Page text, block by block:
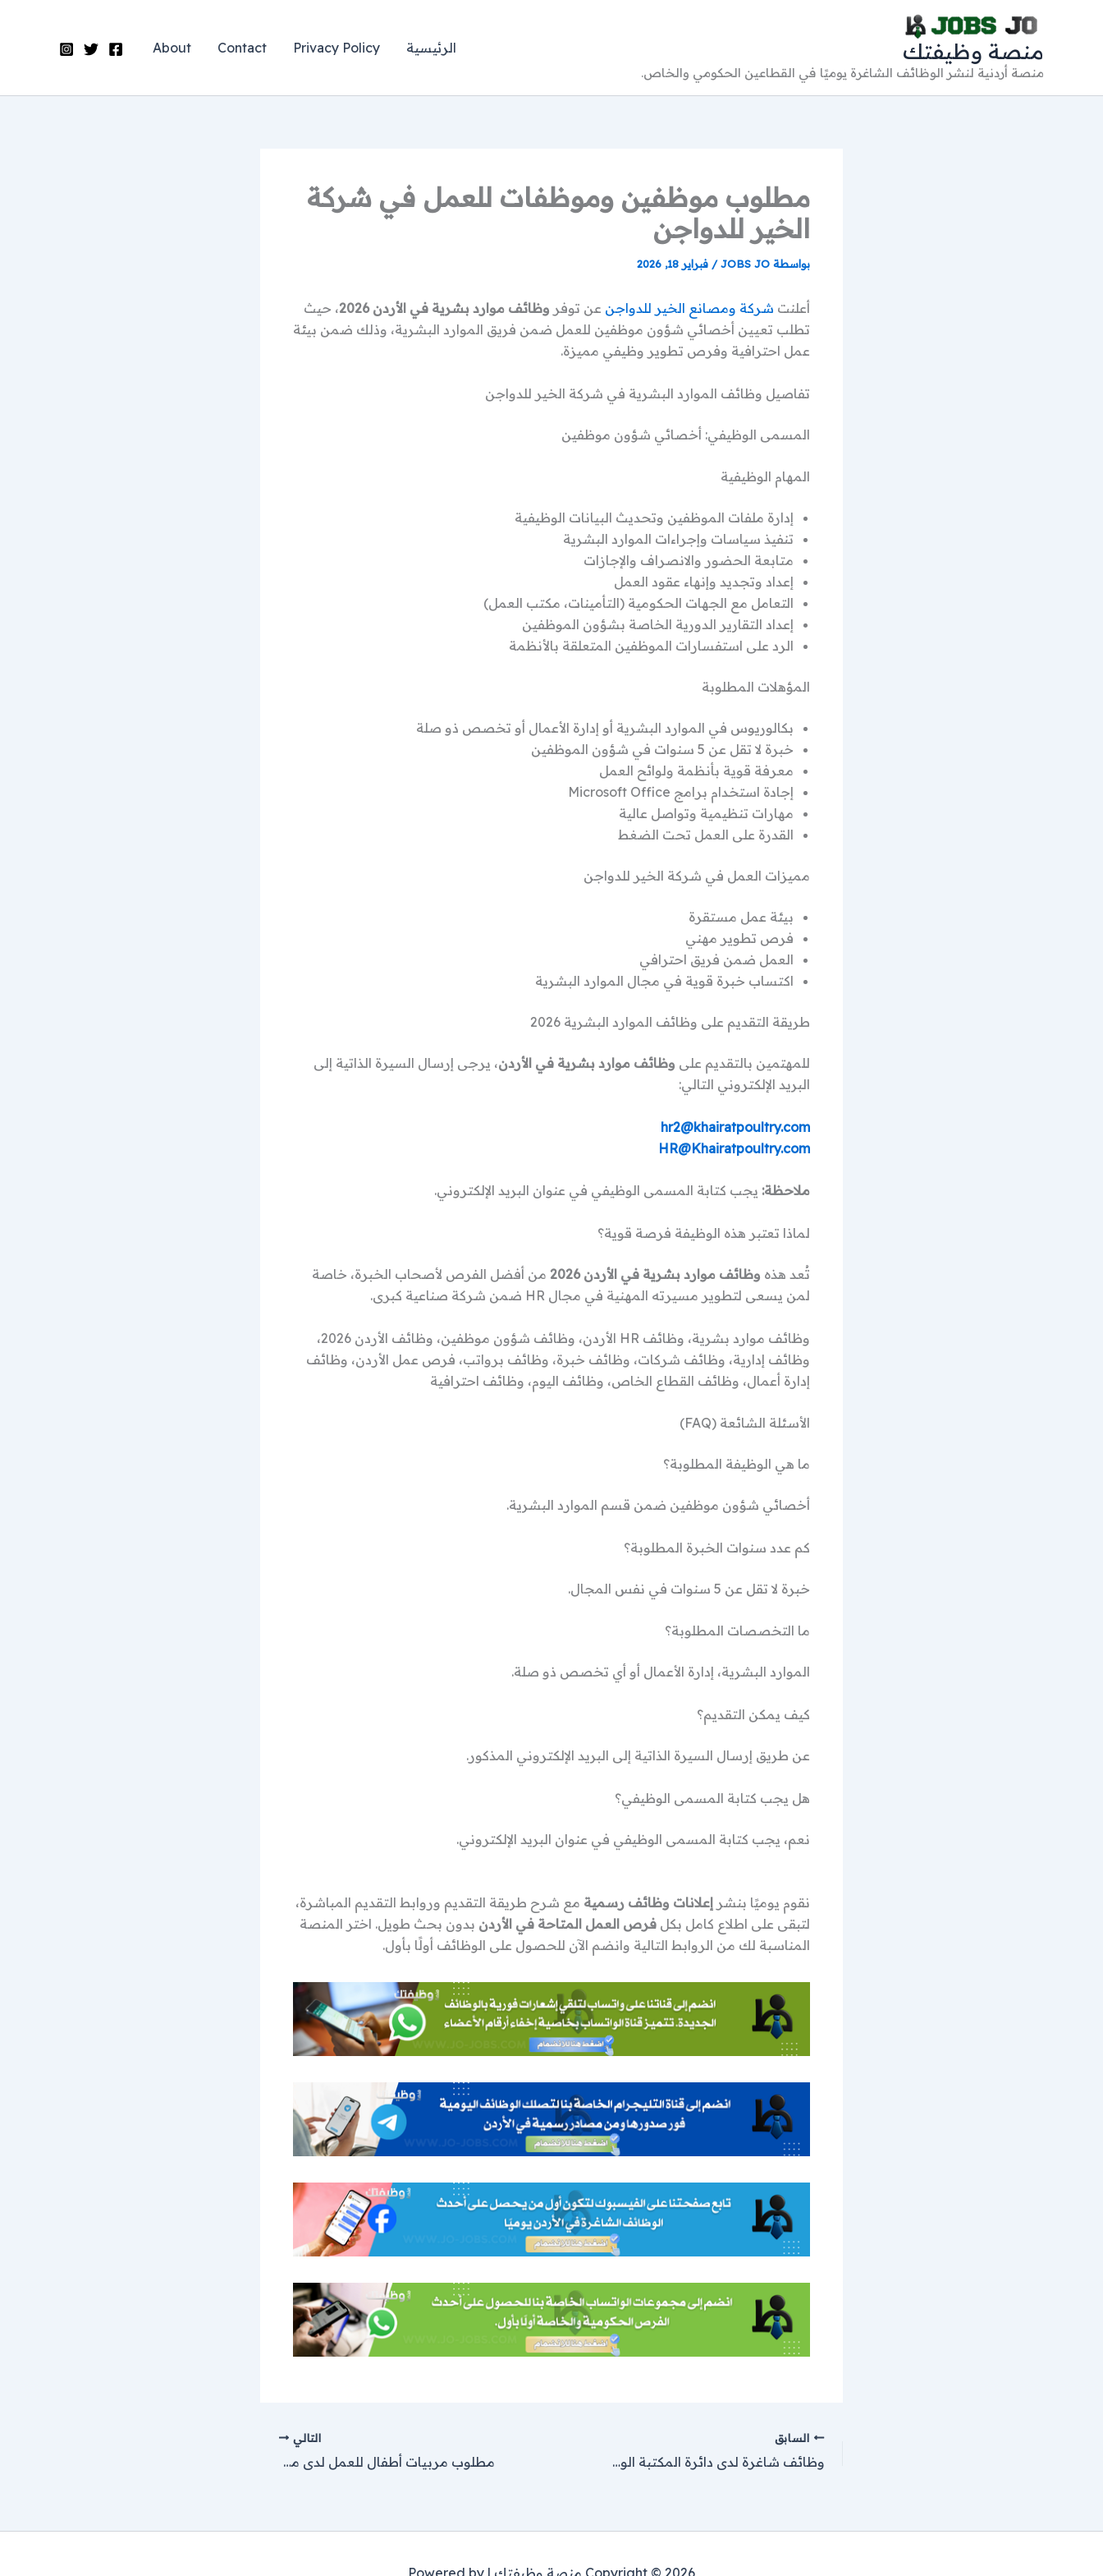
منصة وظيفتك
منصة أردنية لنشر الوظائف الشاغرة يوميًا في القطاعين الحكومي والخاص.
الرئيسية Privacy Policy
Contact
About
مطلوب موظفين وموظفات للعمل في شركة
الخير للدواجن
بواسطة JOBS JO
/ فبراير 18, 2026
أعلنت شركة ومصانع الخير للدواجن عن توفر وظائف موارد بشرية في الأردن 2026
، حيث
تطلب تعيين أخصائي شؤون موظفين للعمل ضمن فريق الموارد البشرية، وذلك ضمن بيئة
عمل احترافية وفرص تطوير وظيفي مميزة.
تفاصيل وظائف الموارد البشرية في شركة الخير للدواجن
المسمى الوظيفي: أخصائي شؤون موظفين
المهام الوظيفية
إدارة ملفات الموظفين وتحديث البيانات الوظيفية
تنفيذ سياسات وإجراءات الموارد البشرية
متابعة الحضور والانصراف والإجازات
إعداد وتجديد وإنهاء عقود العمل
التعامل مع الجهات الحكومية (التأمينات، مكتب العمل)
إعداد التقارير الدورية الخاصة بشؤون الموظفين
الرد على استفسارات الموظفين المتعلقة بالأنظمة
المؤهلات المطلوبة
بكالوريوس في الموارد البشرية أو إدارة الأعمال أو تخصص ذو صلة
خبرة لا تقل عن 5 سنوات في شؤون الموظفين
معرفة قوية بأنظمة ولوائح العمل
إجادة استخدام برامج Microsoft Office
مهارات تنظيمية وتواصل عالية
القدرة على العمل تحت الضغط
مميزات العمل في شركة الخير للدواجن
بيئة عمل مستقرة
فرص تطوير مهني
العمل ضمن فريق احترافي
اكتساب خبرة قوية في مجال الموارد البشرية
طريقة التقديم على وظائف الموارد البشرية 2026
للمهتمين بالتقديم على وظائف موارد بشرية في الأردن، يرجى إرسال السيرة الذاتية إلى
البريد الإلكتروني التالي:
hr2@khairatpoultry.com
HR@Khairatpoultry.com
ملاحظة: يجب كتابة المسمى الوظيفي في عنوان البريد الإلكتروني.
لماذا تعتبر هذه الوظيفة فرصة قوية؟
تُعد هذه وظائف موارد بشرية في الأردن 2026
من أفضل الفرص لأصحاب الخبرة، خاصة
لمن يسعى لتطوير مسيرته المهنية في مجال HR ضمن شركة صناعية كبرى.
وظائف موارد بشرية، وظائف HR الأردن، وظائف شؤون موظفين، وظائف الأردن 2026،
وظائف إدارية، وظائف شركات، وظائف خبرة، وظائف برواتب، فرص عمل الأردن، وظائف
إدارة أعمال، وظائف القطاع الخاص، وظائف اليوم، وظائف احترافية
الأسئلة الشائعة (FAQ)
ما هي الوظيفة المطلوبة؟
أخصائي شؤون موظفين ضمن قسم الموارد البشرية.
كم عدد سنوات الخبرة المطلوبة؟
خبرة لا تقل عن 5 سنوات في نفس المجال.
ما التخصصات المطلوبة؟
الموارد البشرية، إدارة الأعمال أو أي تخصص ذو صلة.
كيف يمكن التقديم؟
عن طريق إرسال السيرة الذاتية إلى البريد الإلكتروني المذكور.
هل يجب كتابة المسمى الوظيفي؟
نعم، يجب كتابة المسمى الوظيفي في عنوان البريد الإلكتروني.
نقوم يوميًا بنشر إعلانات وظائف رسمية مع شرح طريقة التقديم وروابط التقديم المباشرة،
لتبقى على اطلاع كامل بكل فرص العمل المتاحة في الأردن بدون بحث طويل. اختر المنصة
المناسبة لك من الروابط التالية وانضم الآن للحصول على الوظائف أولًا بأول.
السابق
وظائف شاغرة لدى دائرة المكتبة الوطنية شواغر عامة دبلوم وبكالوريس
التالي
مطلوب مربيات أطفال للعمل لدى مؤسسة التدريب المهني في عدة محافظات
Copyright © 2026 منصة وظيفتك | Powered by